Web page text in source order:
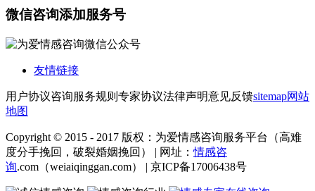
微信咨询添加服务号
友情链接
用户协议咨询服务规则 专家协议法律声明意见反馈sitemap网站
地图
Copyright © 2015 - 2017 版权：为爱情感咨询服务平台（高难
度分手挽回，破裂婚姻挽回） | 网址：情感咨
询.com（weiaiqinggan.com） | 京ICP备17006438号